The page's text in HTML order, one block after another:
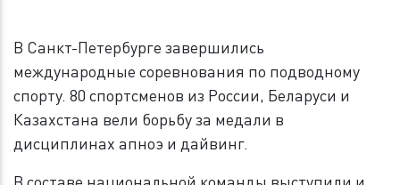
В Санкт-Петербурге завершились
международные соревнования по подводному
спорту. 80 спортсменов из России, Беларуси и
Казахстана вели борьбу за медали в
дисциплинах апноэ и дайвинг.